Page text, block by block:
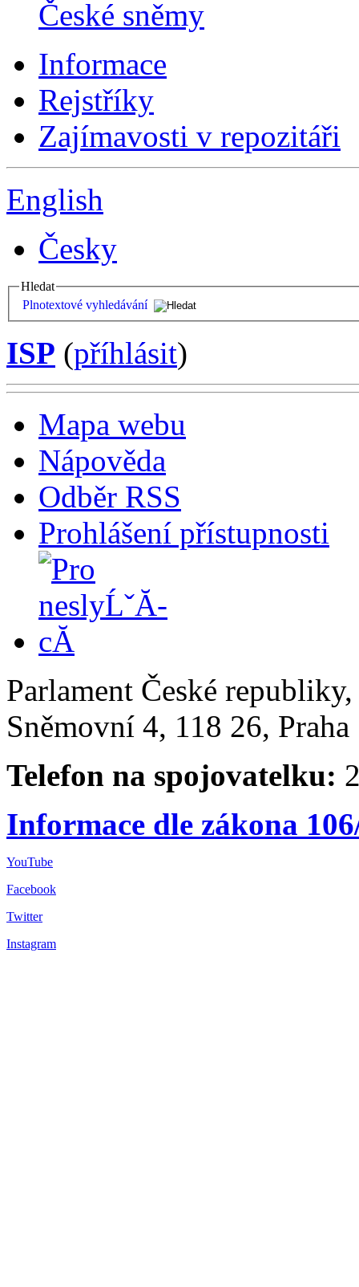
České sněmy
Informace
Rejstříky
Zajímavosti v repozitáři
English
Česky
Hledat
Plnotextové vyhledávání
ISP (příhlásit)
Mapa webu
Nápověda
Odběr RSS
Prohlášení přístupnosti
Parlament České
Sněmovní 4, 118 26,
Telefon na spojovatelku:
Informace dle zákona
YouTube
Facebook
Twitter
Instagram